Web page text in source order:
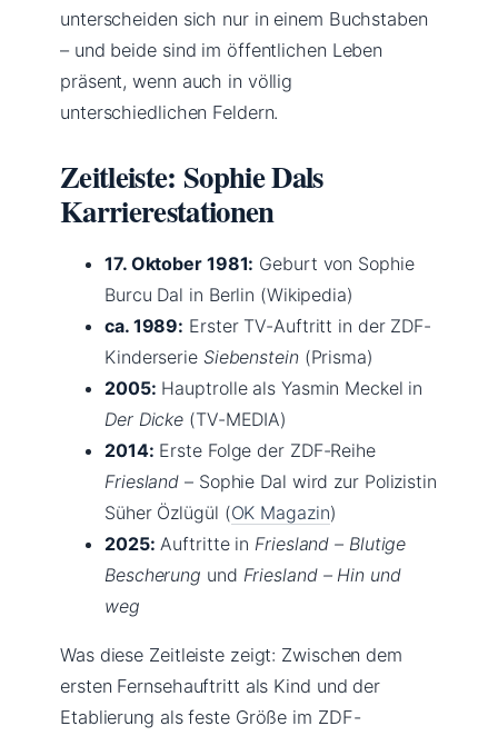
unterscheiden sich nur in einem Buchstaben
– und beide sind im öffentlichen Leben
präsent, wenn auch in völlig
unterschiedlichen Feldern.
Zeitleiste: Sophie Dals
Karrierestationen
17. Oktober 1981: Geburt von Sophie
Burcu Dal in Berlin (Wikipedia)
ca. 1989: Erster TV-Auftritt in der ZDF-
Kinderserie Siebenstein(Prisma)
2005: Hauptrolle als Yasmin Meckel in
Der Dicke (TV-MEDIA)
2014: Erste Folge der ZDF-Reihe
Friesland – Sophie Dal wird zur Polizistin
Süher Özlügül (OK Magazin)
2025: Auftritte in Friesland – Blutige
Bescherung und Friesland – Hin und
weg
Was diese Zeitleiste zeigt: Zwischen dem
ersten Fernsehauftritt als Kind und der
Etablierung als feste Größe im ZDF-